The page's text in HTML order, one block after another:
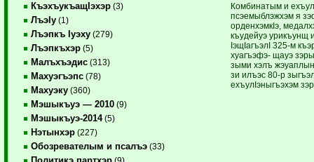
КъэхъукъащIэхэр (3)
ЛъэIу (1)
Лъэпкъ Iуэху (279)
Лъэпкъхэр (5)
Малъхъэдис (313)
Махуэгъэпс (78)
Махуэку (360)
Мэшыкъуэ — 2010 (9)
Мэшыкъуэ-2014(5)
Нэтынхэр (227)
Обозревателым и псалъэ (33)
(9)
Комбинатым и
псэемыблэжхэм я
орденхэмкIэ,
къудейуэ урикъунщ
IэщIагъэлI 325-м
хуагъэфэ- щауэ
зыми хэлъ
зи илъэс 80-р
ехъулIэныгъэхэм